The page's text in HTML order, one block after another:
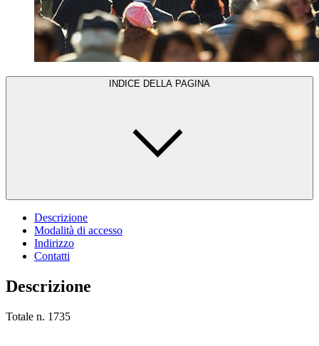
INDICE DELLA PAGINA
Descrizione
Modalità di accesso
Indirizzo
Contatti
Descrizione
Totale n. 1735